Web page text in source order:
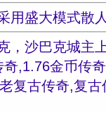
用盛大模式散
，沙巴克城主
,1.76金币传
复古传奇,复